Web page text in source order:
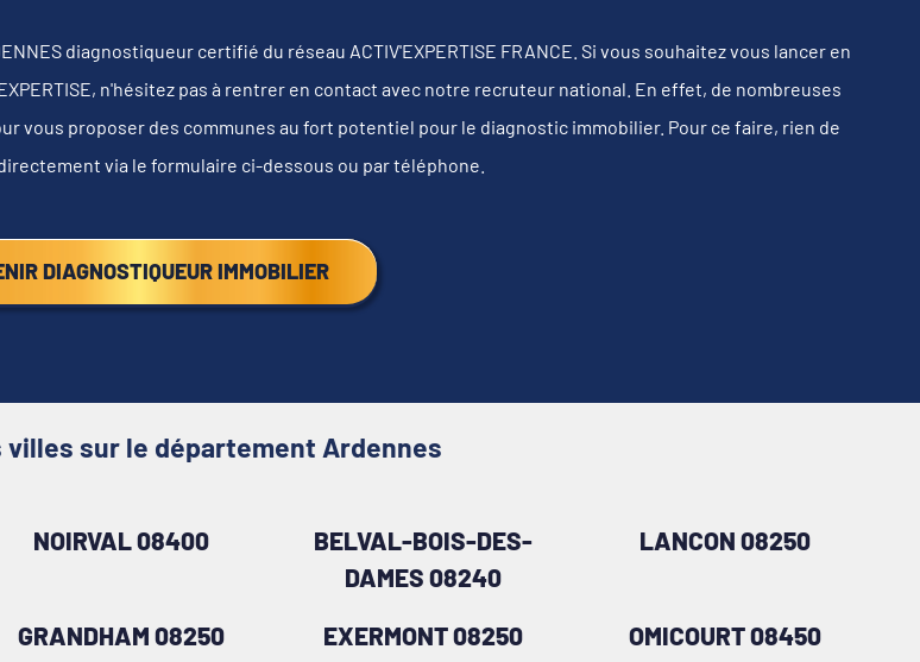
diagnostiqueur certifié du réseau ACTIV'EXPERTISE FRANCE. Si vous souhaitez vous lancer en
n'hésitez pas à rentrer en contact avec notre recruteur national. En effet, de nombreuses
vous proposer des communes au fort potentiel pour le diagnostic immobilier. Pour ce faire, rien de
via le formulaire ci-dessous ou par téléphone.
DIAGNOSTIQUEUR IMMOBILIER
villes sur le département Ardennes
NOIRVAL 08400
BELVAL-BOIS-DES-
DAMES 08240
LANCON 08250
GRANDHAM 08250 EXERMONT 08250 OMICOURT 08450